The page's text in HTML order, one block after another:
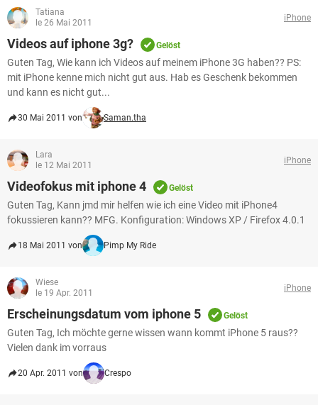
Tatiana
le 26 Mai 2011
iPhone
Videos auf iphone 3g? Gelöst
Guten Tag, Wie kann ich Videos auf meinem iPhone 3G haben?? PS:
mit iPhone kenne mich nicht gut aus. Hab es Geschenk bekommen
und kann es nicht gut...
30 Mai 2011 von Saman.tha
Lara
le 12 Mai 2011
iPhone
Videofokus mit iphone 4 Gelöst
Guten Tag, Kann jmd mir helfen wie ich eine Video mit iPhone4
fokussieren kann?? MFG. Konfiguration: Windows XP / Firefox 4.0.1
18 Mai 2011 von Pimp My Ride
Wiese
le 19 Apr. 2011
iPhone
Erscheinungsdatum vom iphone 5 Gelöst
Guten Tag, Ich möchte gerne wissen wann kommt iPhone 5 raus??
Vielen dank im vorraus
20 Apr. 2011 von Crespo